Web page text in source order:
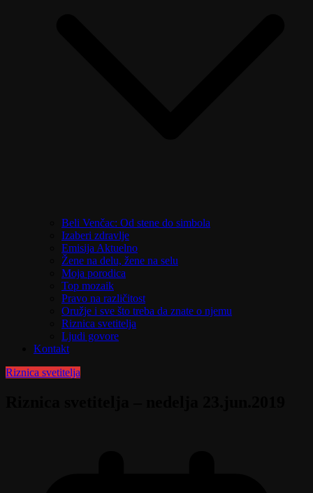
Beli Venčac: Od stene do simbola
Izaberi zdravlje
Emisija Aktuelno
Žene na delu, žene na selu
Moja porodica
Top mozaik
Pravo na različitost
Oružje i sve što treba da znate o njemu
Riznica svetitelja
Ljudi govore
Kontakt
Riznica svetitelja